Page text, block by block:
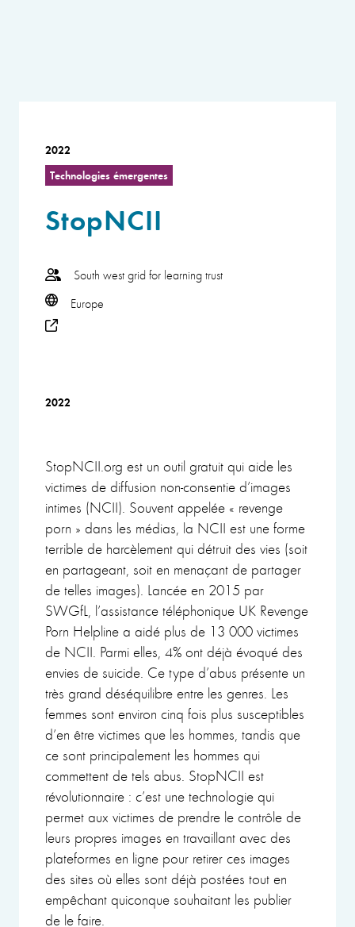
2022
Technologies émergentes
StopNCII
South west grid for learning trust
Europe
2022
StopNCII.org est un outil gratuit qui aide les
victimes de diffusion non-consentie d’images
intimes (NCII). Souvent appelée « revenge
porn » dans les médias, la NCII est une forme
terrible de harcèlement qui détruit des vies (soit
en partageant, soit en menaçant de partager
de telles images). Lancée en 2015 par
SWGfL, l’assistance téléphonique UK Revenge
Porn Helpline a aidé plus de 13 000 victimes
de NCII. Parmi elles, 4% ont déjà évoqué des
envies de suicide. Ce type d’abus présente un
très grand déséquilibre entre les genres. Les
femmes sont environ cinq fois plus susceptibles
d’en être victimes que les hommes, tandis que
ce sont principalement les hommes qui
commettent de tels abus. StopNCII est
révolutionnaire : c’est une technologie qui
permet aux victimes de prendre le contrôle de
leurs propres images en travaillant avec des
plateformes en ligne pour retirer ces images
des sites où elles sont déjà postées tout en
empêchant quiconque souhaitant les publier
de le faire.